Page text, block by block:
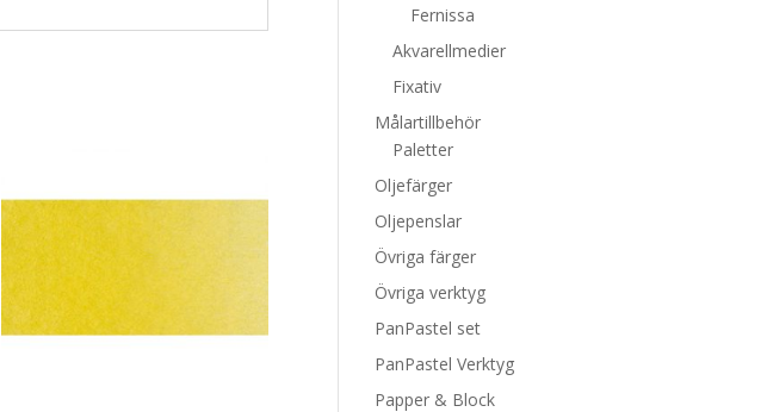
Fernissa
Akvarellmedier
Fixativ
Målartillbehör
Paletter
Oljefärger
Oljepenslar
Övriga färger
Övriga verktyg
PanPastel set
PanPastel Verktyg
Papper & Block